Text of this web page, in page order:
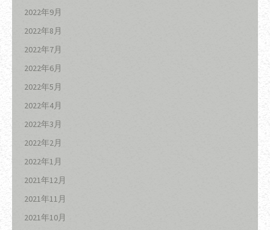
2022年9月
2022年8月
2022年7月
2022年6月
2022年5月
2022年4月
2022年3月
2022年2月
2022年1月
2021年12月
2021年11月
2021年10月